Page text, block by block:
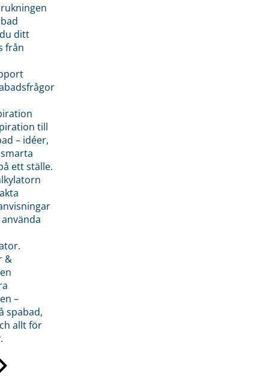
ditt
från
till
– idéer,
ett ställe.
&
–
spabad,
allt för